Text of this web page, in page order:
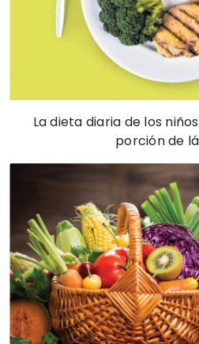
La dieta diaria de los
porción de